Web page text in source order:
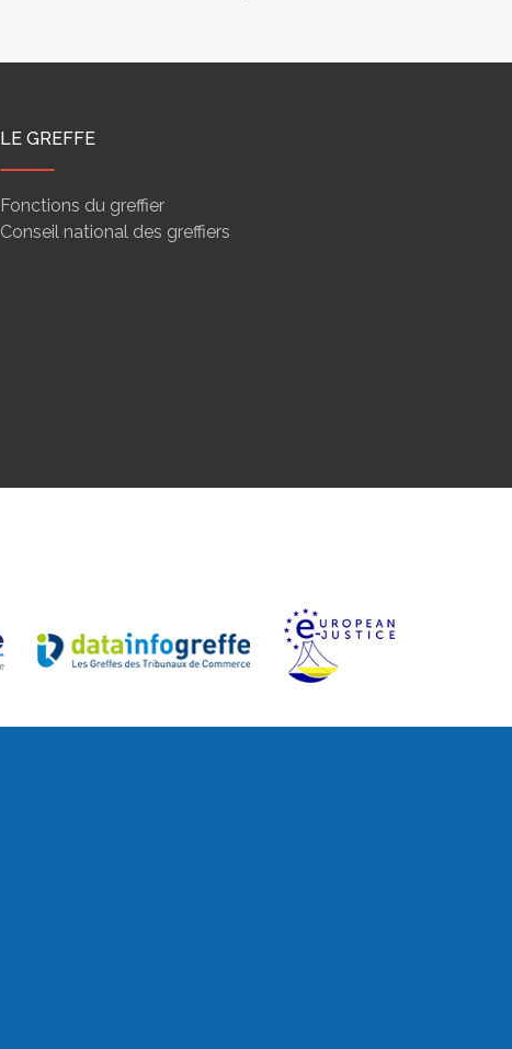
LE GREFFE
Fonctions du greffier
Conseil national des greffiers